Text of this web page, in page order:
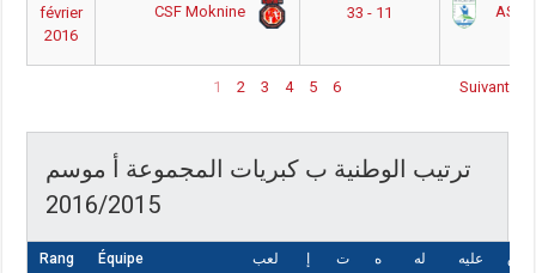
février
2016
CSF Moknine 33 - 11 AS
1 2 3 4 5 6 Suivant
ترتيب الوطنية ب كبريات المجموعة أ موسم
2016/2015
Rang Équipe لعب ت ه له عليه